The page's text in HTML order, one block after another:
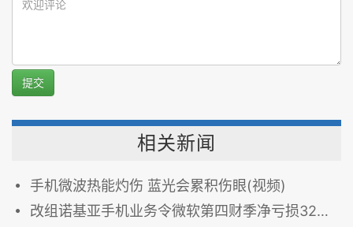
提交
相关新闻
手机微波热能灼伤 蓝光会累积伤眼(视频)
改组诺基亚手机业务令微软第四财季净亏损32亿美元